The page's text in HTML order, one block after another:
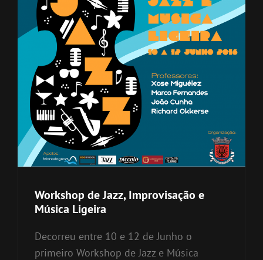
Workshop de Jazz, Improvisação e
Música Ligeira
Decorreu entre 10 e 12 de Junho o
primeiro Workshop de Jazz e Música